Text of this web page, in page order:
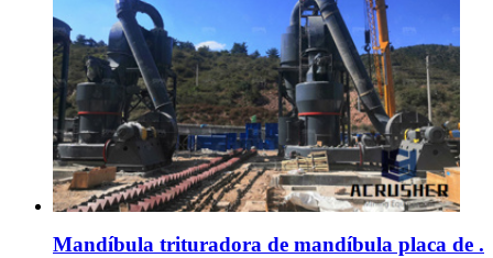
Mandíbula trituradora de mandíbula placa de .